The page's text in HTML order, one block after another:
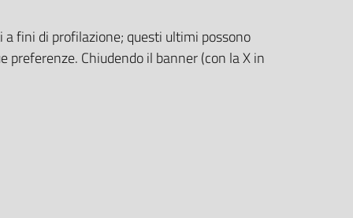
fini di profilazione; questi ultimi possono
preferenze. Chiudendo il banner (con la X in